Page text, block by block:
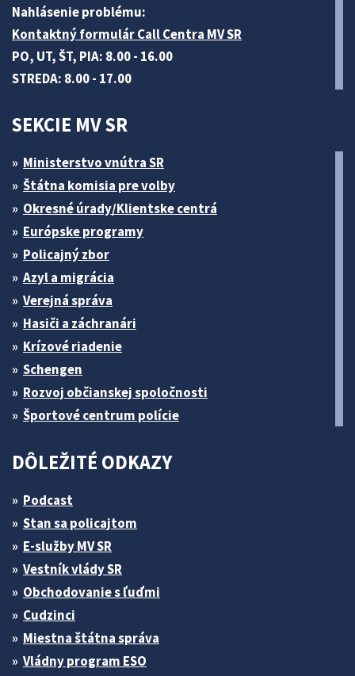
Nahlásenie problému:
Kontaktný formulár Call Centra MV SR
PO, UT, ŠT, PIA: 8.00 - 16.00
STREDA: 8.00 - 17.00
SEKCIE MV SR
Ministerstvo vnútra SR
Štátna komisia pre volby
Okresné úrady/Klientske centrá
Európske programy
Policajný zbor
Azyl a migrácia
Verejná správa
Hasiči a záchranári
Krízové riadenie
Schengen
Rozvoj občianskej spoločnosti
Športové centrum polície
DÔLEŽITÉ ODKAZY
Podcast
Stan sa policajtom
E-služby MV SR
Vestník vlády SR
Obchodovanie s ľuďmi
Cudzinci
Miestna štátna správa
Vládny program ESO